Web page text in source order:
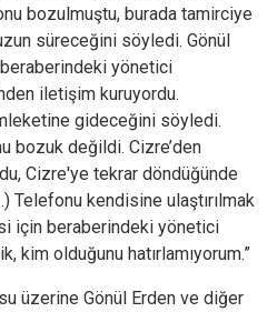
bozulmuştu, burada tamirciye
süreceğini söyledi. Gönül
yönetici
iletişim kuruyordu.
gideceğini söyledi.
bozuk değildi. Cizre’den
Cizre'ye tekrar döndüğünde
Telefonu kendisine ulaştırılmak
için beraberindeki yönetici
kim olduğunu hatırlamıyorum.”
üzerine Gönül Erden ve diğer